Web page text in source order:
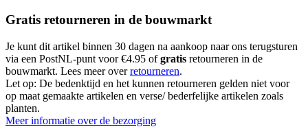
Gratis retourneren in de bouwmarkt
Je kunt dit artikel binnen 30 dagen na aankoop naar ons terugsturen
via een PostNL-punt voor €4.95 ofgratis retourneren in de
bouwmarkt. Lees meer overretourneren.
Let op: De bedenktijd en het kunnen retourneren gelden niet voor
op maat gemaakte artikelen en verse/ bederfelijke artikelen zoals
planten.
Meer informatie over de bezorging